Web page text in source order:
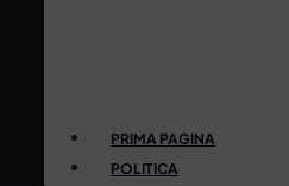
PRIMA PAGINA
POLITICA